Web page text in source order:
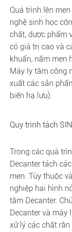
Quá trình lên
nghệ sinh học
chất, dược phẩm
có giá trị cao và
khuẩn, nấm men
Máy ly tâm công
xuất các sản
biến hạ lưu).
Quy trình tách
Trong các quá
Decanter tách
men. Tùy thuộc
nghiệp hai hình
tâm Decanter.
Decanter và máy
xử lý các chất